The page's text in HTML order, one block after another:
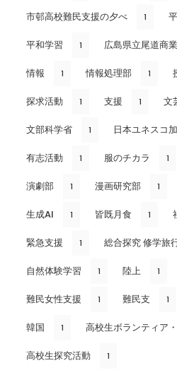
市邨高校難民支援の夕べ 1
平和学習 1 広島県立尾道商
情報 1 情報処理部 1
探求活動 1 支援 1 文
文部科学省 1 日本ユネスコ
有志活動 1 服のチカラ 1
演劇部 1 漫画研究部 1
生成AI 1 皆既月食 1
緊急支援 1 総合探究 修学旅
自然体験学習 1 陸上 1
難民女性支援 1 難民支 1
韓国 1 高校生ボランティア
高校生探究活動 1